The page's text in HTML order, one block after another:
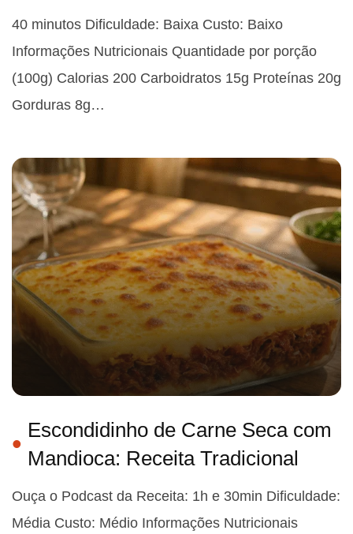
40 minutos Dificuldade: Baixa Custo: Baixo
Informações Nutricionais Quantidade por porção
(100g) Calorias 200 Carboidratos 15g Proteínas 20g
Gorduras 8g…
Escondidinho de Carne Seca com
Mandioca: Receita Tradicional
Ouça o Podcast da Receita: 1h e 30min Dificuldade:
Média Custo: Médio Informações Nutricionais